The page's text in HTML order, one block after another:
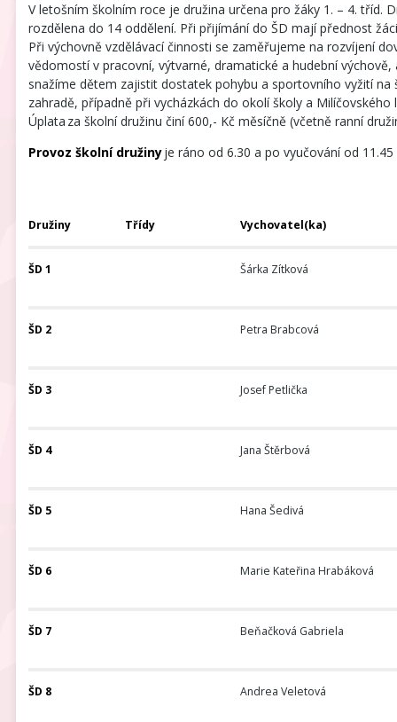
V letošním školním roce je družina určena pro žáky 1. – 4. tříd.
rozdělena do 14 oddělení. Při přijímání do ŠD mají přednost
Při výchovně vzdělávací činnosti se zaměřujeme na rozvíjení
vědomostí v pracovní, výtvarné, dramatické a hudební výchově,
snažíme dětem zajistit dostatek pohybu a sportovního vyžití na
zahradě, případně při vycházkách do okolí školy a Milíčovského
Úplata za školní družinu činí 600,- Kč měsíčně (včetně ranní
Provoz školní družinyje ráno od 6.30 a po vyučování od
Družiny Třídy Vychovatel(ka)
ŠD 1 Šárka Zítková
ŠD 2 Petra Brabcová
ŠD 3 Josef Petlička
ŠD 4 Jana Štěrbová
ŠD 5 Hana Šedivá
ŠD 6 Marie Kateřina Hrabáková
ŠD 7 Beňačková Gabriela
ŠD 8 Andrea Veletová